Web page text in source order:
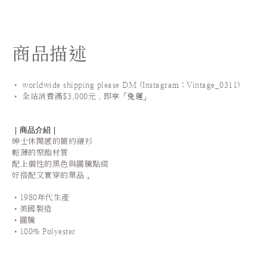
商品描述
• worldwide shipping please DM (Instagram：Vintage_0311)
• 全站消費滿$3,000元，即享「 免運 」
｜商品介紹｜
紳士休閒感的簡約襯衫
輕薄的聚酯材質
配上個性的黑色與圖騰點綴
好搭配又實穿的單品 。
•1980年代生產
•美國製造
•圖騰
•100% Polyester